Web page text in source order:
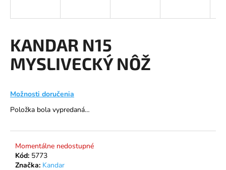
KANDAR N15
MYSLIVECKÝ NÔŽ
Možnosti doručenia
Položka bola vypredaná…
Momentálne nedostupné
Kód: 5773
Značka: Kandar
s
ť
?
O